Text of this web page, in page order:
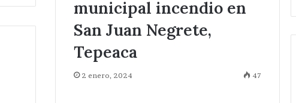
municipal incendio en
San Juan Negrete,
Tepeaca
2 enero, 2024 47